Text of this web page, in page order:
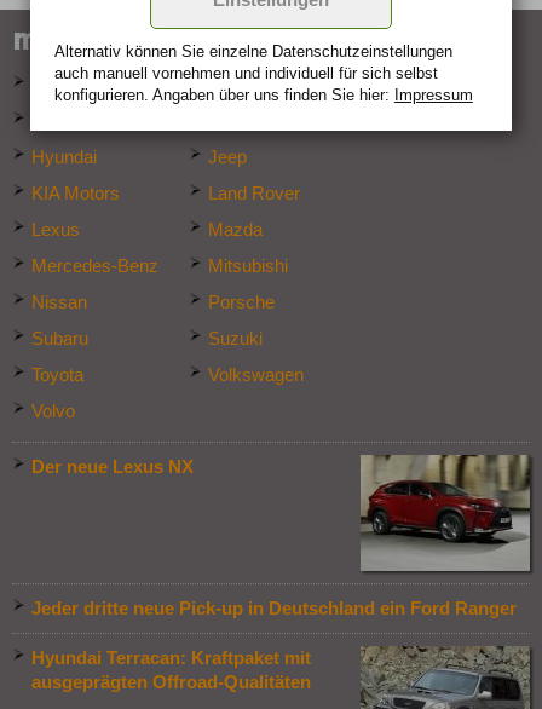
marken-specials
Audi
BMW
Hyundai
Jeep
KIA Motors
Land Rover
Lexus
Mazda
Mercedes-Benz
Mitsubishi
Nissan
Porsche
Subaru
Suzuki
Toyota
Volkswagen
Volvo
Der neue Lexus NX
Jeder dritte neue Pick-up in Deutschland ein Ford Ranger
Hyundai Terracan: Kraftpaket mit
ausgeprägten Offroad-Qualitäten
Alternativ können Sie einzelne Datenschutz­ein­stellungen
auch manuell vor­nehmen und indivi­duell für sich selbst
konfigurieren. Angaben über uns finden Sie hier: Impressum